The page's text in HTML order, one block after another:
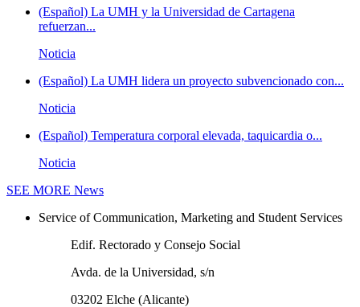
(Español) La UMH y la Universidad de Cartagena
refuerzan...
Noticia
(Español) La UMH lidera un proyecto subvencionado con...
Noticia
(Español) Temperatura corporal elevada, taquicardia o...
Noticia
SEE MORE News
Service of Communication, Marketing and Student Services
Edif. Rectorado y Consejo Social
Avda. de la Universidad, s/n
03202 Elche (Alicante)